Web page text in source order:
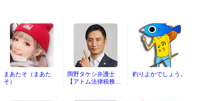
まあたそ（まあた
そ）
岡野タケシ弁護士
【アトム法律税務グ
釣りよかでしょう。